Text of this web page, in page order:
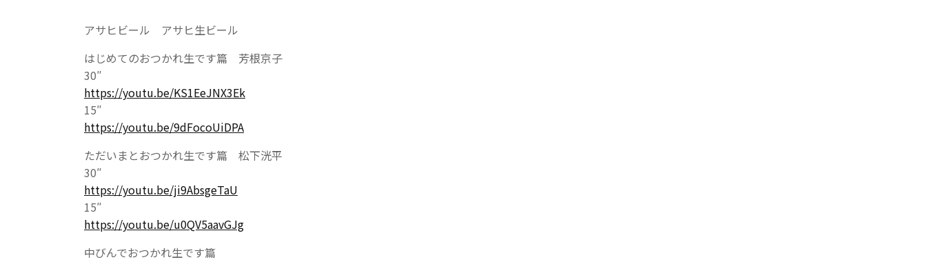
アサヒビール アサヒ生ビール
はじめてのおつかれ生です篇 芳根京子
30″
https://youtu.be/KS1EeJNX3Ek
15″
https://youtu.be/9dFocoUiDPA
ただいまとおつかれ生です篇 松下洸平
30″
https://youtu.be/ji9AbsgeTaU
15″
https://youtu.be/u0QV5aavGJg
中びんでおつかれ生です篇